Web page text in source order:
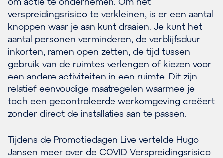
verspreidingsrisico te verkleinen, is er een aantal
knoppen waar je aan kunt draaien. Je kunt het
aantal personen verminderen, de verblijfsduur
inkorten, ramen open zetten, de tijd tussen
gebruik van de ruimtes verlengen of kiezen voor
een andere activiteiten in een ruimte. Dit zijn
relatief eenvoudige maatregelen waarmee je
toch een gecontroleerde werkomgeving creëert
zonder direct de installaties aan te passen.
Tijdens de Promotiedagen Live vertelde Hugo
Jansen meer over de COVID Verspreidingsrisico